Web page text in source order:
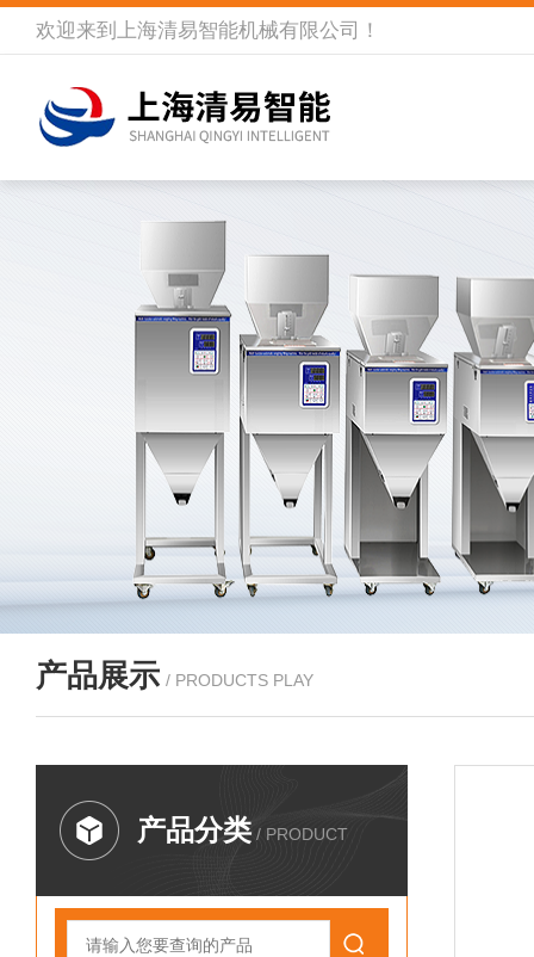
欢迎来到 上海清易智能机械有限公司 ！
产品展示 / PRODUCTS PLAY
产品分类 / PRODUCT